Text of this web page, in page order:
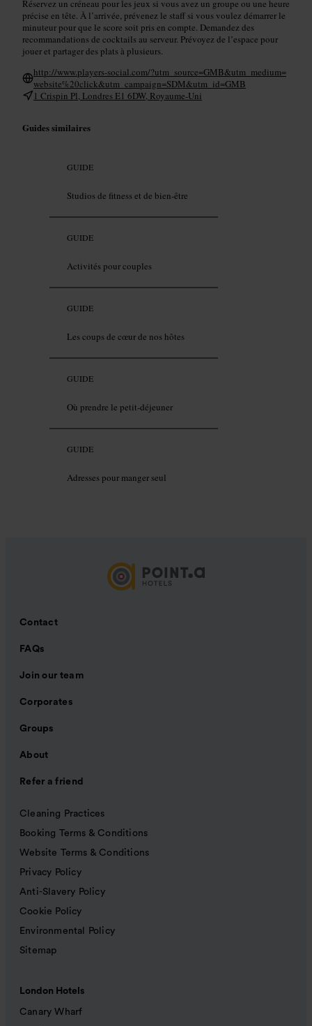
Réservez un créneau pour les jeux si vous avez un groupe ou une heure
précise en tête. À l’arrivée, prévenez le staff si vous voulez démarrer le
minuteur pour que le score soit pris en compte. Demandez des
recommandations de cocktails au serveur. Prévoyez de l’espace pour
jouer et partager des plats à plusieurs.
http://www.players-social.com/?utm_source=GMB&utm_medium=
website%20click&utm_campaign=SDM&utm_id=GMB
1 Crispin Pl, Londres E1 6DW, Royaume-Uni
Guides similaires
GUIDE
Studios de fitness et de bien-être
GUIDE
Activités pour couples
GUIDE
Les coups de cœur de nos hôtes
GUIDE
Où prendre le petit-déjeuner
GUIDE
Adresses pour manger seul
Contact
FAQs
Join our team
Corporates
Groups
About
Refer a friend
Cleaning Practices
Booking Terms & Conditions
Website Terms & Conditions
Privacy Policy
Anti-Slavery Policy
Cookie Policy
Environmental Policy
Sitemap
London Hotels
Canary Wharf